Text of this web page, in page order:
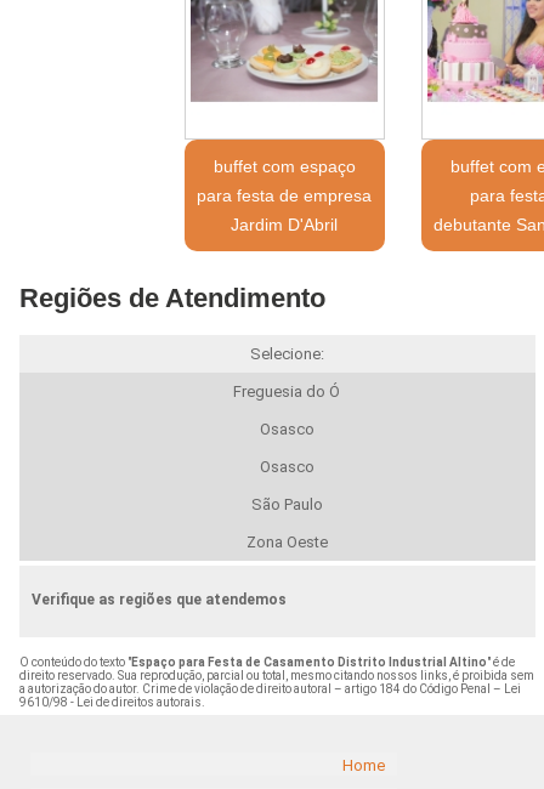
buffet com espaço
para festa de empresa
Jardim D'Abril
buffet com
para
debutante
Regiões de Atendimento
Selecione:
Freguesia do Ó
Osasco
Osasco
São Paulo
Zona Oeste
Verifique as regiões que atendemos
O conteúdo do texto "Espaço para Festa de Casamento Distrito Industrial Altino" é de
direito reservado. Sua reprodução, parcial ou total, mesmo citando nossos links, é proibida sem
a autorização do autor. Crime de violação de direito autoral – artigo 184 do Código Penal – Lei
9610/98 - Lei de direitos autorais.
Home